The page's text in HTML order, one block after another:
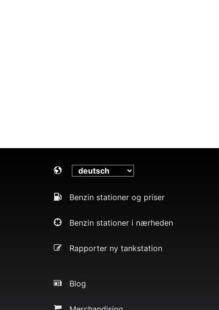
Benzin stationer og priser
Benzin stationer i nærheden
Rapporter ny tankstation
Blog